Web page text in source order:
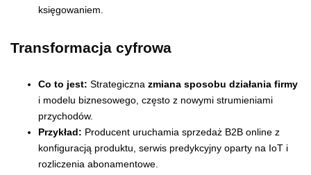
księgowaniem.
Transformacja cyfrowa
Co to jest: Strategiczna zmiana sposobu działania firmy
i modelu biznesowego, często z nowymi strumieniami
przychodów.
Przykład: Producent uruchamia sprzedaż B2B online z
konfiguracją produktu, serwis predykcyjny oparty na IoT i
rozliczenia abonamentowe.